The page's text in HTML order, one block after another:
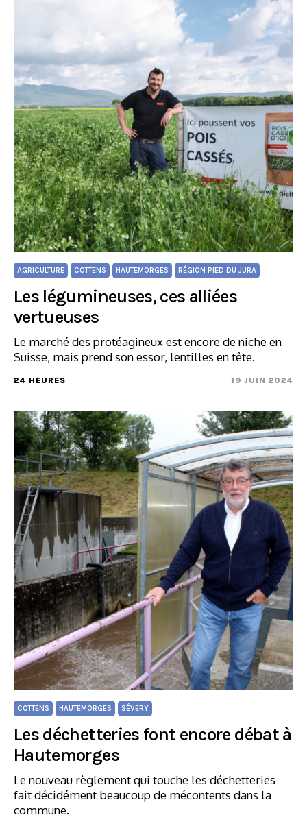
AGRICULTURE COTTENS HAUTEMORGES RÉGION PIED DU JURA
Les légumineuses, ces alliées
vertueuses
Le marché des protéagineux est encore de niche en
Suisse, mais prend son essor, lentilles en tête.
24 HEURES 19 JUIN 2024
COTTENS HAUTEMORGES SÉVERY
Les déchetteries font encore débat à
Hautemorges
Le nouveau règlement qui touche les déchetteries
fait décidément beaucoup de mécontents dans la
commune.